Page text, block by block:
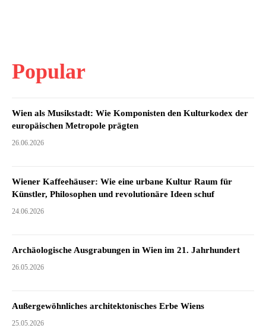
Popular
Wien als Musikstadt: Wie Komponisten den Kulturkodex der
europäischen Metropole prägten
26.06.2026
Wiener Kaffeehäuser: Wie eine urbane Kultur Raum für
Künstler, Philosophen und revolutionäre Ideen schuf
24.06.2026
Archäologische Ausgrabungen in Wien im 21. Jahrhundert
26.05.2026
Außergewöhnliches architektonisches Erbe Wiens
25.05.2026